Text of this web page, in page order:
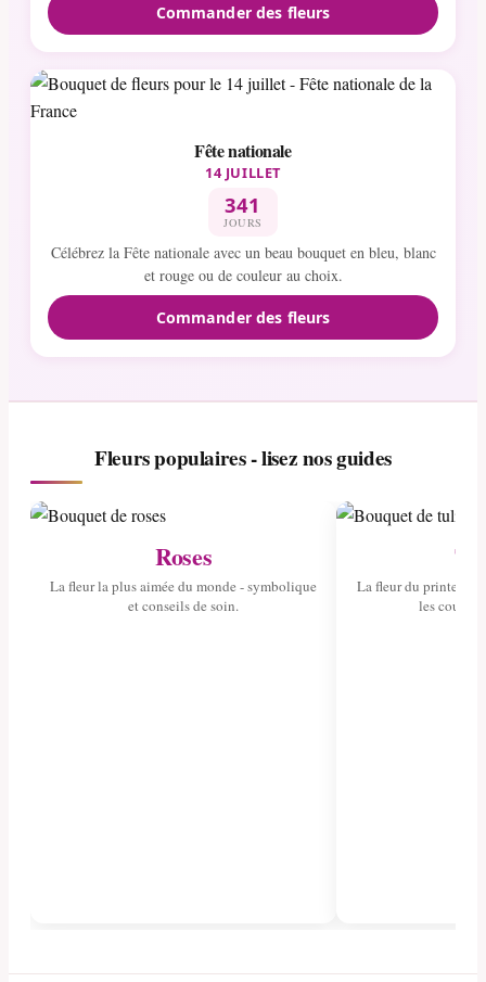
Commander des fleurs
Fête nationale
14 JUILLET
341
JOURS
Célébrez la Fête nationale avec un beau bouquet en bleu, blanc
et rouge ou de couleur au choix.
Commander des fleurs
Fleurs populaires - lisez nos guides
Roses
La fleur la plus aimée du monde - symbolique
et conseils de soin.
La fleur du
les